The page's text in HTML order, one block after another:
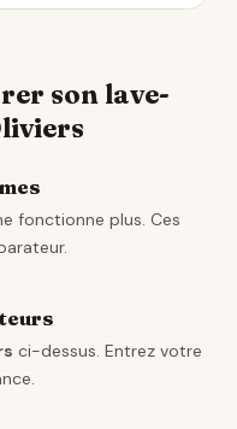
son lave-
fonctionne plus. Ces
ci-dessus. Entrez votre